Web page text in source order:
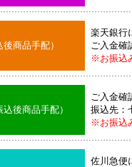
商品手配）
楽天銀行
ご入金確
※お振込
後商品手配）
ご入金確
振込先：
※お振込
佐川急便